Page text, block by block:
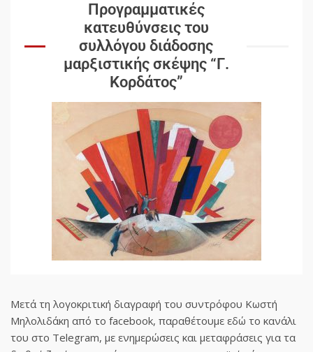
Προγραμματικές
κατευθύνσεις του
συλλόγου διάδοσης
μαρξιστικής σκέψης “Γ.
Κορδάτος”
Μετά τη λογοκριτική διαγραφή του συντρόφου Κωστή
Μηλολιδάκη από το facebook, παραθέτουμε εδώ το κανάλι
του στο Telegram, με ενημερώσεις και μεταφράσεις για τα